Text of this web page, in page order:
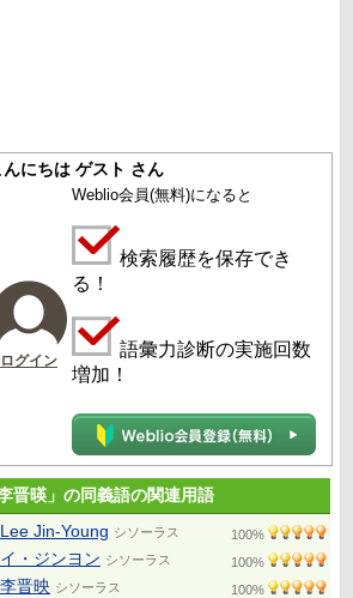
んにちは ゲスト さん
ログイン
Weblio会員(無料)になると
検索履歴を保存でき
る！
語彙力診断の実施回数
増加！
李晋暎」の同義語の関連用語
Lee Jin-Young シソーラス 100%
イ・ジンヨン シソーラス 100%
李晋映 シソーラス 100%